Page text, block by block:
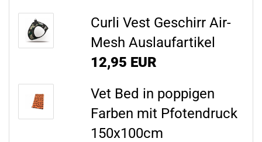
Curli Vest Geschirr Air-
Mesh Auslaufartikel
12,95 EUR
Vet Bed in poppigen
Farben mit Pfotendruck
150x100cm